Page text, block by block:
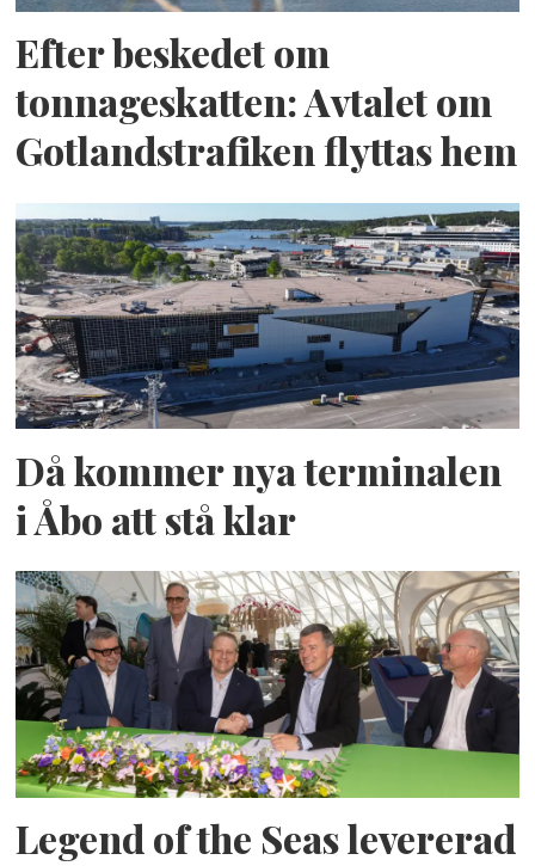
Efter beskedet om
tonnageskatten: Avtalet om
Gotlandstrafiken flyttas hem
Då kommer nya terminalen
i Åbo att stå klar
Legend of the Seas levererad